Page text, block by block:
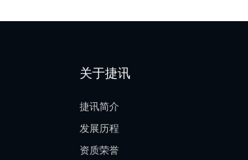
关于捷讯
捷讯简介
发展历程
资质荣誉